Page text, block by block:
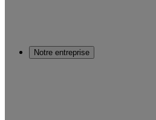
Notre entreprise